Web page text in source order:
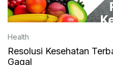
Health
Resolusi Kesehatan
Gagal